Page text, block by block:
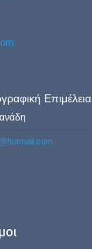
Επιμέλεια